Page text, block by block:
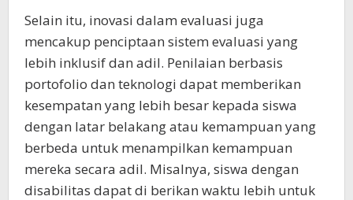
Selain itu, inovasi dalam evaluasi juga
mencakup penciptaan sistem evaluasi yang
lebih inklusif dan adil. Penilaian berbasis
portofolio dan teknologi dapat memberikan
kesempatan yang lebih besar kepada siswa
dengan latar belakang atau kemampuan yang
berbeda untuk menampilkan kemampuan
mereka secara adil. Misalnya, siswa dengan
disabilitas dapat di berikan waktu lebih untuk